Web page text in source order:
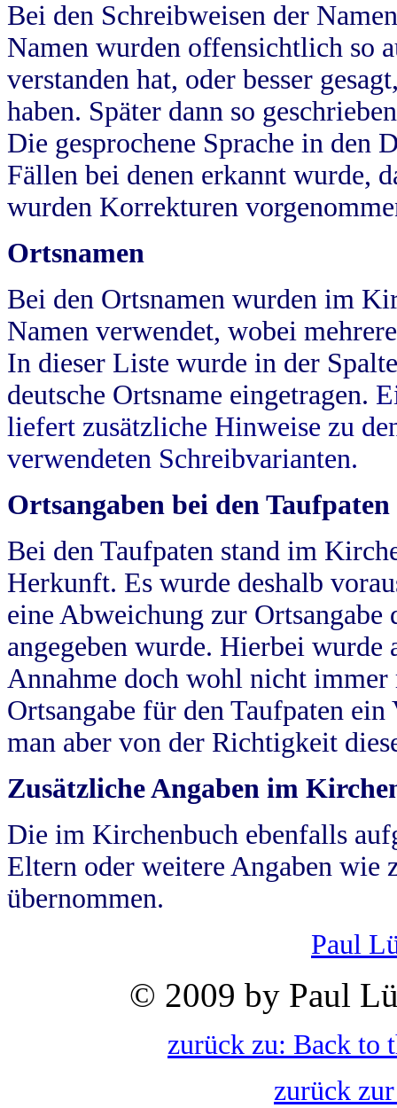
Bei den Schreibweisen der
Namen wurden offensichtlich so
verstanden hat, oder besser
haben. Später dann so
Die gesprochene Sprache in
Fällen bei denen erkannt wurde,
wurden Korrekturen
Ortsnamen
Bei den Ortsnamen wurden im
Namen verwendet, wobei
In dieser Liste wurde in der
deutsche Ortsname eingetragen.
liefert zusätzliche Hinweise zu
verwendeten Schreibvarianten.
Ortsangaben bei den Taufpaten
Bei den Taufpaten stand im
Herkunft. Es wurde deshalb
eine Abweichung zur
angegeben wurde. Hierbei wurde
Annahme doch wohl nicht
Ortsangabe für den Taufpaten
man aber von der Richtigkeit
Zusätzliche Angaben im
Die im Kirchenbuch ebenfalls
Eltern oder weitere Angaben wie
übernommen.
Paul
© 2009 by Paul
zurück zu: Back to
zurück